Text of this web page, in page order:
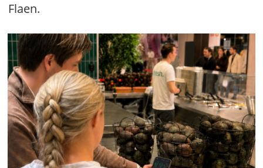
Flaen.